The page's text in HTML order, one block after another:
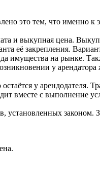
это тем, что именно
и выкупная цена.
её закрепления.
имущества на рынке.
у
у арендодателя.
вместе с выполнение
законом.